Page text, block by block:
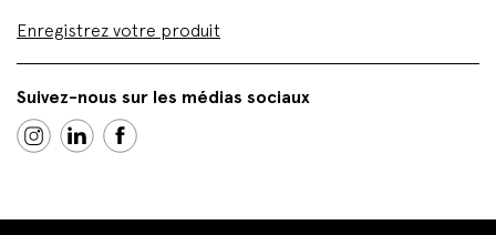
Enregistrez votre produit
Suivez-nous sur les médias sociaux